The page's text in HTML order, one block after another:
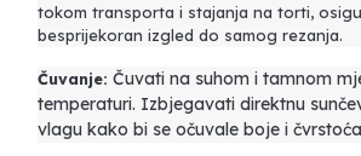
tokom transporta i stajanja na torti,
besprijekoran izgled do samog rezanja.
Čuvanje: Čuvati na suhom i tamnom
temperaturi. Izbjegavati direktnu
vlagu kako bi se očuvale boje i